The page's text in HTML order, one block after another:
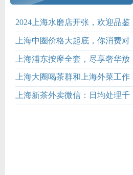
2024上海水磨店开张，欢迎品鉴
上海中圈价格大起底，你消费对
了吗？
上海浦东按摩全套，尽享奢华放
松上海大圈喝茶群和上海外菜工作
室招聘信息
上海新茶外卖微信：日均处理千